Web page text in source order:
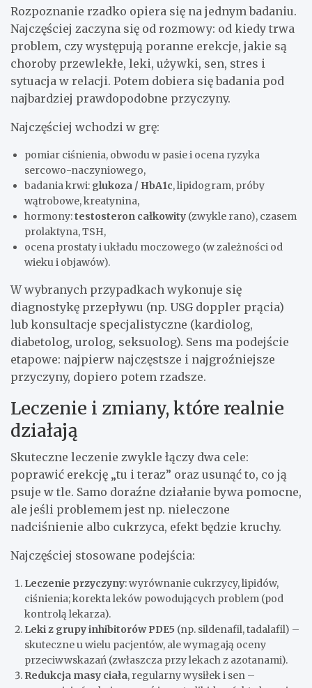
Rozpoznanie rzadko opiera się na jednym badaniu.
Najczęściej zaczyna się od rozmowy: od kiedy trwa
problem, czy występują poranne erekcje, jakie są
choroby przewlekłe, leki, używki, sen, stres i
sytuacja w relacji. Potem dobiera się badania pod
najbardziej prawdopodobne przyczyny.
Najczęściej wchodzi w grę:
pomiar ciśnienia, obwodu w pasie i ocena ryzyka
sercowo-naczyniowego,
badania krwi: glukoza / HbA1c, lipidogram, próby
wątrobowe, kreatynina,
hormony:testosteron całkowity (zwykle rano), czasem
prolaktyna, TSH,
ocena prostaty i układu moczowego (w zależności od
wieku i objawów).
W wybranych przypadkach wykonuje się
diagnostykę przepływu (np. USG doppler prącia)
lub konsultacje specjalistyczne (kardiolog,
diabetolog, urolog, seksuolog). Sens ma podejście
etapowe: najpierw najczęstsze i najgroźniejsze
przyczyny, dopiero potem rzadsze.
Leczenie i zmiany, które realnie
działają
Skuteczne leczenie zwykle łączy dwa cele:
poprawić erekcję „tu i teraz” oraz usunąć to, co ją
psuje w tle. Samo doraźne działanie bywa pomocne,
ale jeśli problemem jest np. nieleczone
nadciśnienie albo cukrzyca, efekt będzie kruchy.
Najczęściej stosowane podejścia:
Leczenie przyczyny: wyrównanie cukrzycy, lipidów,
ciśnienia; korekta leków powodujących problem (pod
kontrolą lekarza).
Leki z grupy inhibitorów PDE5 (np. sildenafil, tadalafil) –
skuteczne u wielu pacjentów, ale wymagają oceny
przeciwwskazań (zwłaszcza przy lekach z azotanami).
Redukcja masy ciała, regularny wysiłek i sen –